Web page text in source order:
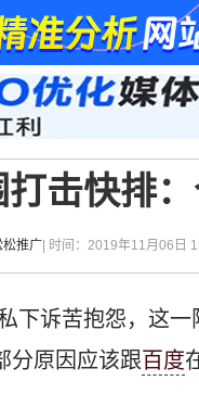
击快排
松推广 | 时间：2019年11月06日
下诉苦抱怨，这一
分原因应该跟百度